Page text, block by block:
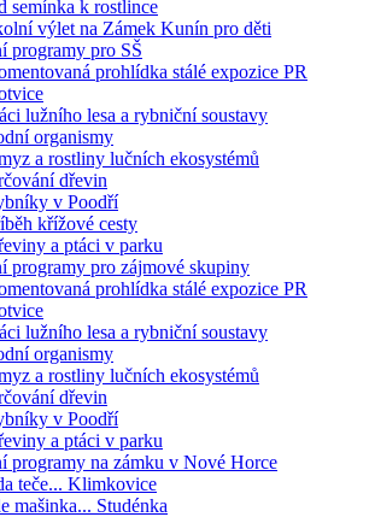
semínka k rostlince
výlet na Zámek Kunín pro děti
programy pro SŠ
prohlídka stálé expozice PR
lužního lesa a rybniční soustavy
organismy
a rostliny lučních ekosystémů
dřevin
v Poodří
křížové cesty
a ptáci v parku
programy pro zájmové skupiny
prohlídka stálé expozice PR
lužního lesa a rybniční soustavy
organismy
a rostliny lučních ekosystémů
dřevin
v Poodří
a ptáci v parku
programy na zámku v Nové Horce
teče... Klimkovice
mašinka... Studénka